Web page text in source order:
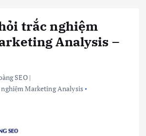
trắc nghiệm
Analysis –
SEO|
nghiệm Marketing Analysis